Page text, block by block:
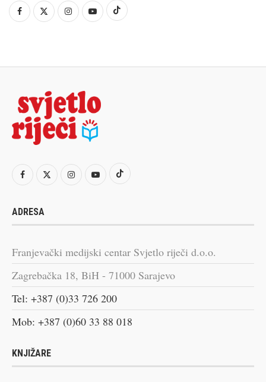
ADRESA
Franjevački medijski centar Svjetlo riječi d.o.o.
Zagrebačka 18, BiH - 71000 Sarajevo
Tel: +387 (0)33 726 200
Mob: +387 (0)60 33 88 018
KNJIŽARE